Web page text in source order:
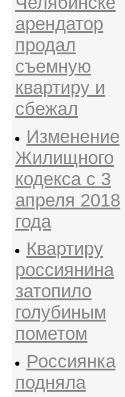
арендатор
продал
съемную
квартиру и
сбежал
Изменение
Жилищного
кодекса с 3
апреля 2018
года
Квартиру
россиянина
затопило
голубиным
пометом
Россиянка
подняла